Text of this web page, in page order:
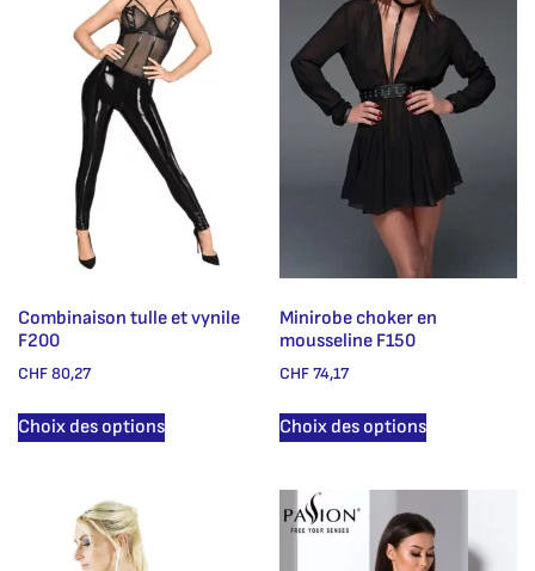
Combinaison tulle et vynile
F200
CHF80,27
Choix des options
Minirobe choker en
mousseline F150
CHF74,17
Choix des options